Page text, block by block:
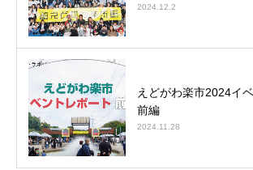
2024.12.2
えどがわ楽市2024イ
前編
2024.11.28